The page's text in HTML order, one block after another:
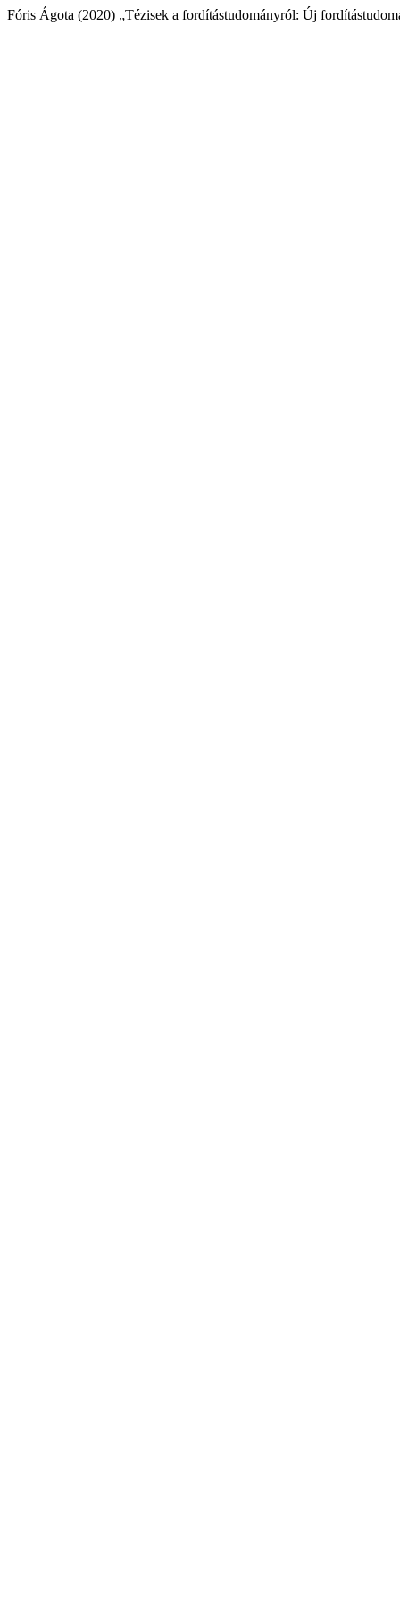
Fóris Ágota (2020) „Tézisek a fordítástudományról: Új